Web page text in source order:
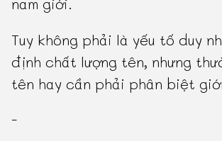
Tuy không phải là yếu tố duy
định chất lượng tên, nhưng
tên hay cần phải phân biệt
-